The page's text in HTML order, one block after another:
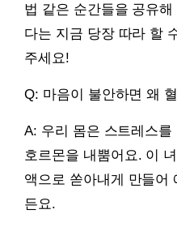
법 같은 순간들을 공유
다는 지금 당장 따라 할
주세요!
Q: 마음이 불안하면 왜
A: 우리 몸은 스트레스를
호르몬을 내뿜어요. 이
액으로 쏟아내게 만들어
든요.